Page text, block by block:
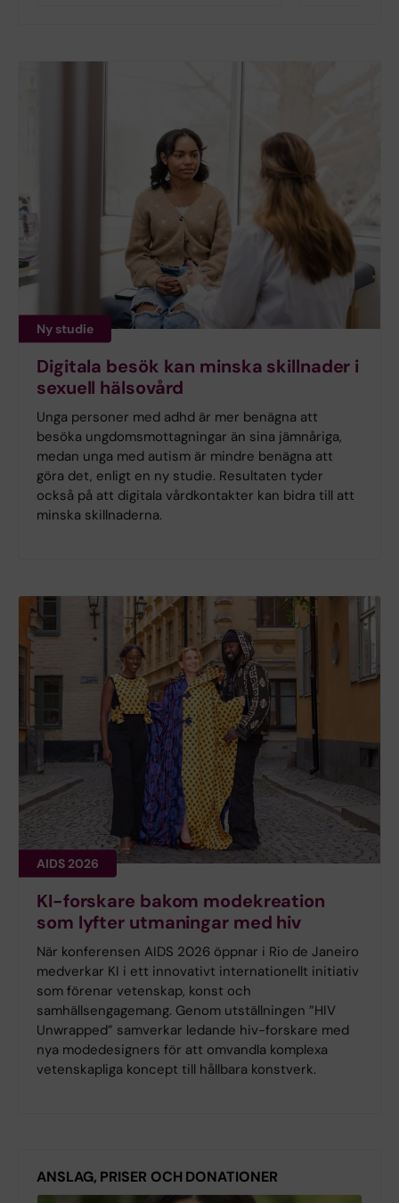
Ny studie
Digitala besök kan minska skillnader i
sexuell hälsovård
Unga personer med adhd är mer benägna att
besöka ungdomsmottagningar än sina jämnåriga,
medan unga med autism är mindre benägna att
göra det, enligt en ny studie. Resultaten tyder
också på att digitala vårdkontakter kan bidra till att
minska skillnaderna.
AIDS 2026
KI-forskare bakom modekreation
som lyfter utmaningar med hiv
När konferensen AIDS 2026 öppnar i Rio de Janeiro
medverkar KI i ett innovativt internationellt initiativ
som förenar vetenskap, konst och
samhällsengagemang. Genom utställningen ”HIV
Unwrapped” samverkar ledande hiv-forskare med
nya modedesigners för att omvandla komplexa
vetenskapliga koncept till hållbara konstverk.
ANSLAG, PRISER OCH DONATIONER